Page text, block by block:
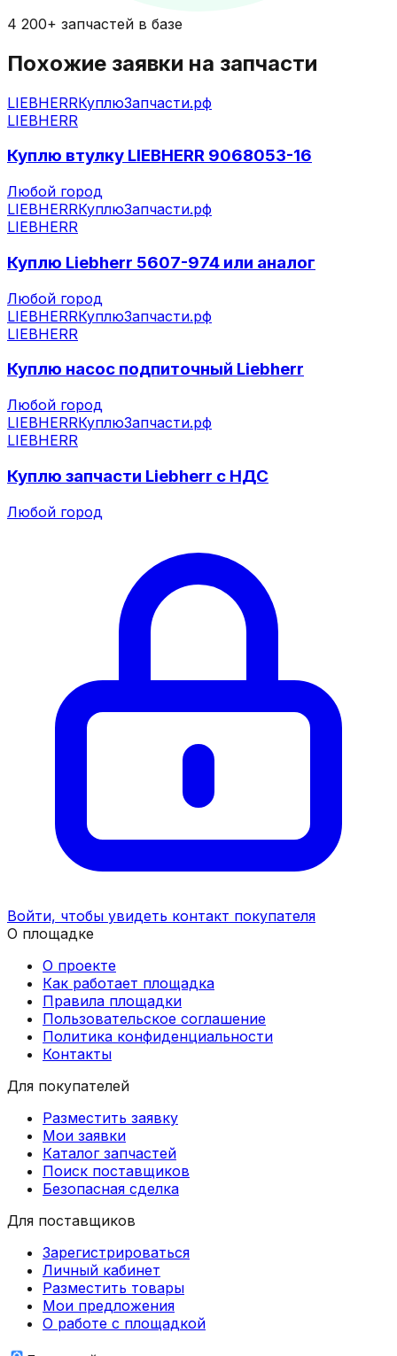
4 200+ запчастей в базе
Похожие заявки на запчасти
LIEBHERRКуплюЗапчасти.рф
LIEBHERR
Куплю втулку LIEBHERR 9068053-16
Любой город
LIEBHERRКуплюЗапчасти.рф
LIEBHERR
Куплю Liebherr 5607-974 или аналог
Любой город
LIEBHERRКуплюЗапчасти.рф
LIEBHERR
Куплю насос подпиточный Liebherr
Любой город
LIEBHERRКуплюЗапчасти.рф
LIEBHERR
Куплю запчасти Liebherr с НДС
Любой город
Войти, чтобы увидеть контакт покупателя
О площадке
О проекте
Как работает площадка
Правила площадки
Пользовательское соглашение
Политика конфиденциальности
Контакты
Для покупателей
Разместить заявку
Мои заявки
Каталог запчастей
Поиск поставщиков
Безопасная сделка
Для поставщиков
Зарегистрироваться
Личный кабинет
Разместить товары
Мои предложения
О работе с площадкой